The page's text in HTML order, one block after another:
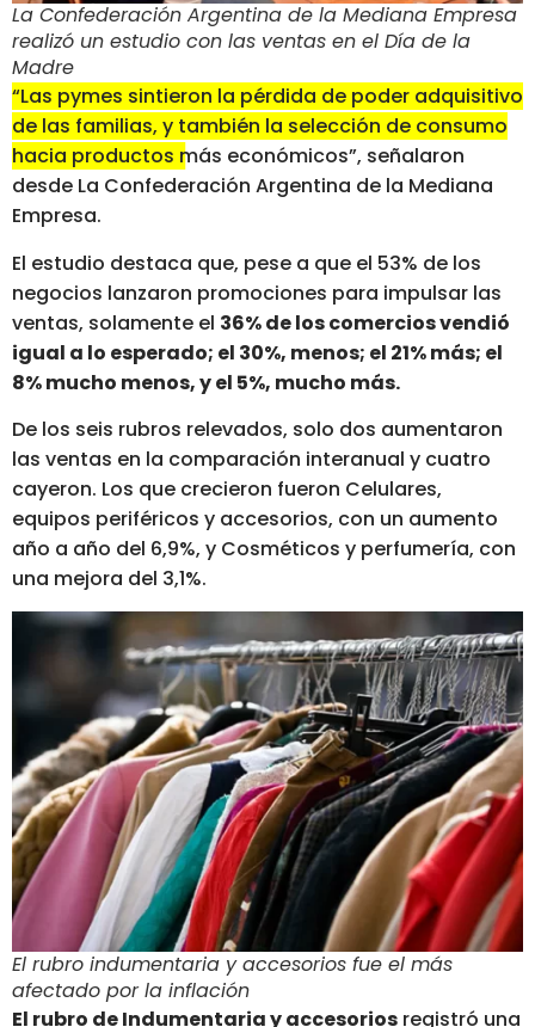
La Confederación Argentina de la Mediana Empresa
realizó un estudio con las ventas en el Día de la
Madre
“Las pymes sintieron la pérdida de poder adquisitivo
de las familias, y también la selección de consumo
hacia productos más económicos”, señalaron
desde La Confederación Argentina de la Mediana
Empresa.
El estudio destaca que, pese a que el 53% de los
negocios lanzaron promociones para impulsar las
ventas, solamente el 36% de los comercios vendió
igual a lo esperado; el 30%, menos; el 21% más; el
8% mucho menos, y el 5%, mucho más.
De los seis rubros relevados, solo dos aumentaron
las ventas en la comparación interanual y cuatro
cayeron. Los que crecieron fueron Celulares,
equipos periféricos y accesorios, con un aumento
año a año del 6,9%, y Cosméticos y perfumería, con
una mejora del 3,1%.
El rubro indumentaria y accesorios fue el más
afectado por la inflación
El rubro de Indumentaria y accesorios registró una